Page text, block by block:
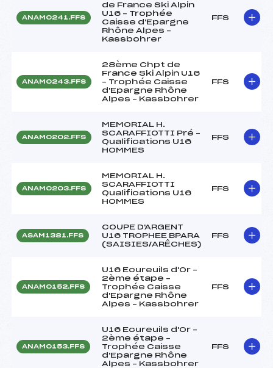
ANAM0241.FFS
de France Ski Alpin
U16 – Trophée
Caisse d'Epargne
Rhône Alpes –
Kassbohrer
FFS
ANAM0243.FFS
28ème Chpt de
France Ski Alpin U16
– Trophée Caisse
d'Epargne Rhône
Alpes – Kassbohrer
FFS
ANAM0202.FFS
MEMORIAL H.
SCARAFFIOTTI Pré –
Qualifications U16
HOMMES
FFS
ANAM0203.FFS
MEMORIAL H.
SCARAFFIOTTI
Qualifications U16
HOMMES
FFS
ASAM1381.FFS
COUPE D'ARGENT
U16 TROPHEE BPARA
(SAISIES/ARÊCHES)
FFS
ANAM0152.FFS
U16 Ecureuils d'Or –
2ème étape –
Trophée Caisse
d'Epargne Rhône
Alpes – Kassbohrer
FFS
ANAM0153.FFS
U16 Ecureuils d'Or –
2ème étape –
Trophée Caisse
d'Epargne Rhône
Alpes – Kassbohrer
FFS